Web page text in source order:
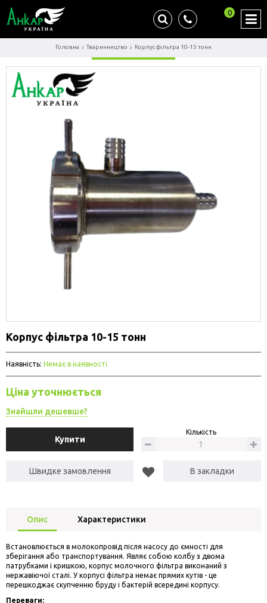
0
Головна Тваринництво Корпус фільтра 10-15 тонн
Корпус фільтра 10-15 тонн
Наявність: Немає в наявності
Ціна уточнюється
Знайшли дешевше?
Купити
Кількість
Швидке замовлення В закладки
Опис Характеристики
Встановлюється в молокопровід після насосу до ємності для
зберігання або транспортування. Являє собою колбу з двома
патрубками і кришкою, корпус молочного фільтра виконаний з
нержавіючої сталі. У корпусі фільтра немає прямих кутів - це
перешкоджає скупченню бруду і бактерій всередині корпусу.
Переваги: